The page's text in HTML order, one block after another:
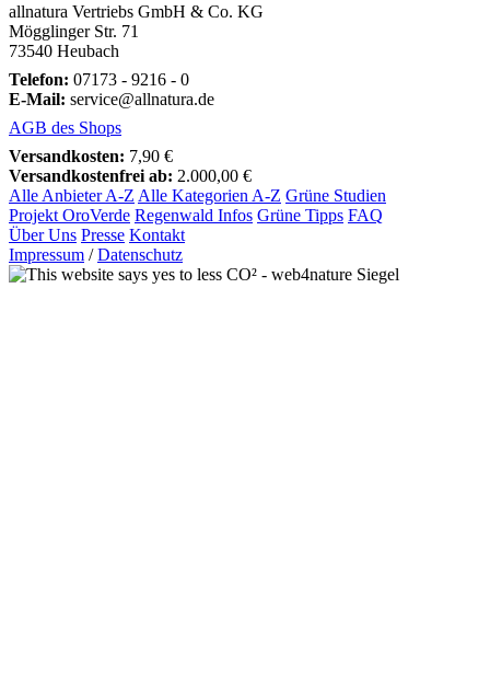
allnatura Vertriebs GmbH & Co. KG
Mögglinger Str. 71
73540 Heubach
Telefon: 07173 - 9216 - 0
E-Mail: service@allnatura.de
AGB des Shops
Versandkosten: 7,90 €
Versandkostenfrei ab: 2.000,00 €
Alle Anbieter A-Z Alle Kategorien A-Z Grüne Studien
Projekt OroVerde Regenwald Infos Grüne Tipps FAQ
Über Uns Presse Kontakt
Impressum /Datenschutz